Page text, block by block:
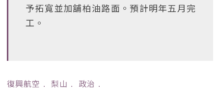
予拓寬並加舖柏油路面。預計明年五月完
工。
復興航空 ﹒ 梨山 ﹒ 政治 ﹒